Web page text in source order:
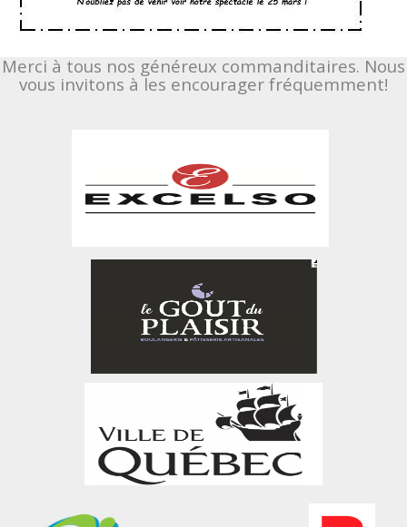
Merci à tous nos généreux commanditaires. Nous
vous invitons à les encourager fréquemment!